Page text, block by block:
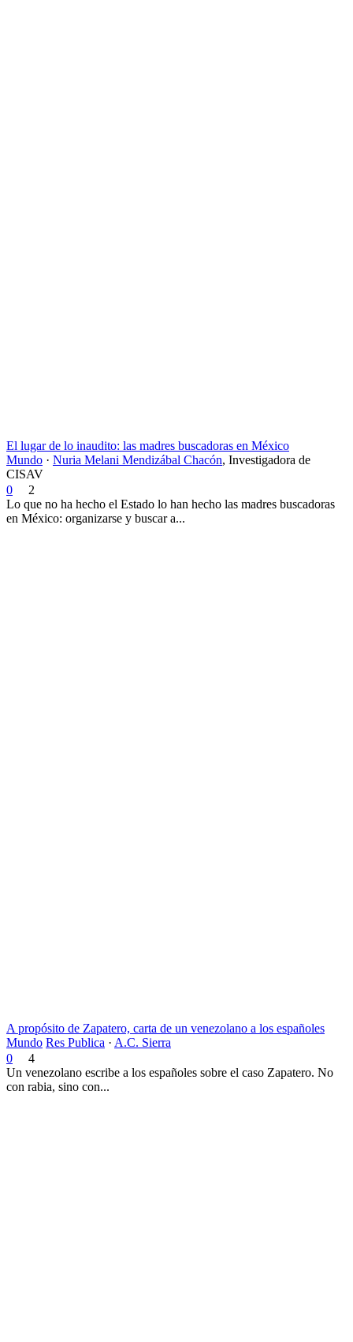
El lugar de lo inaudito: las madres buscadoras en México
Mundo · Nuria Melani Mendizábal Chacón, Investigadora de
CISAV
0
2
Lo que no ha hecho el Estado lo han hecho las madres buscadoras
en México: organizarse y buscar a...
A propósito de Zapatero, carta de un venezolano a los españoles
Mundo Res Publica · A.C. Sierra
0
4
Un venezolano escribe a los españoles sobre el caso Zapatero. No
con rabia, sino con...